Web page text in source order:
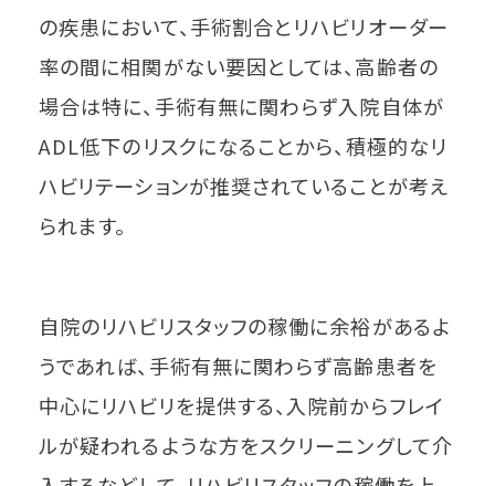
の疾患において、手術割合とリハビリオーダー
率の間に相関がない要因としては、高齢者の
場合は特に、手術有無に関わらず入院自体が
ADL低下のリスクになることから、積極的なリ
ハビリテーションが推奨されていることが考え
られます。
自院のリハビリスタッフの稼働に余裕があるよ
うであれば、手術有無に関わらず高齢患者を
中心にリハビリを提供する、入院前からフレイ
ルが疑われるような方をスクリーニングして介